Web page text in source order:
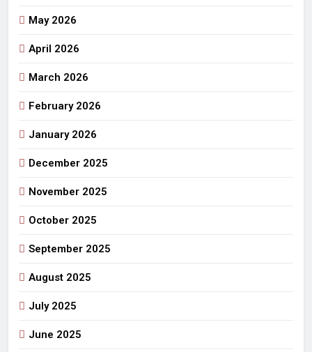
May 2026
April 2026
March 2026
February 2026
January 2026
December 2025
November 2025
October 2025
September 2025
August 2025
July 2025
June 2025